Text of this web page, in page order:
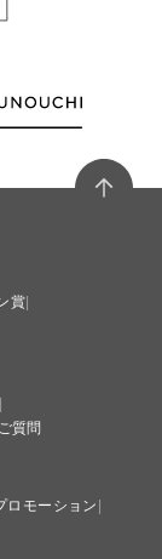
賞
質問
ロモーション